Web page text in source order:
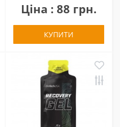
Ціна : 88 грн.
КУПИТИ